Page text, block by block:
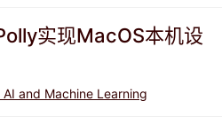
实现MacOS本机设
and Machine Learning